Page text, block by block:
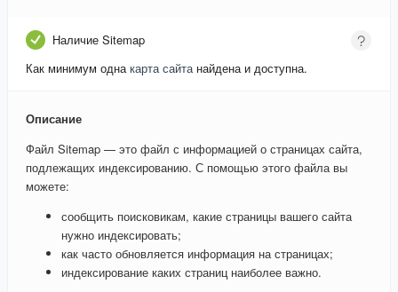
Наличие Sitemap
Как минимум однакарта сайтанайдена и доступна.
Описание
Файл Sitemap — это файл с информацией о страницах сайта,
подлежащих индексированию. С помощью этого файла вы
можете:
сообщить поисковикам, какие страницы вашего сайта
нужно индексировать;
как часто обновляется информация на страницах;
индексирование каких страниц наиболее важно.